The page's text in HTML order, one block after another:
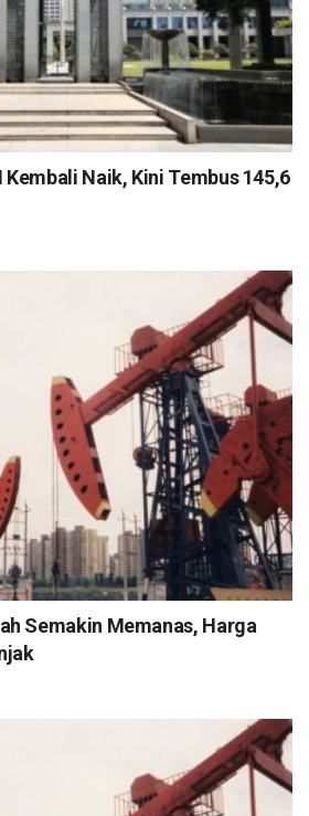
Kembali Naik, Kini Tembus 145,6
Semakin Memanas, Harga